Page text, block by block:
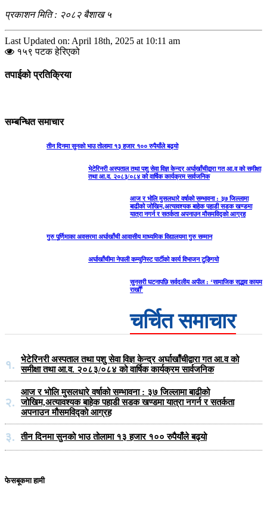
प्रकाशन मिति : २०८२ बैशाख ५
Last Updated on: April 18th, 2025 at 10:11 am
१५९ पटक हेरिएको
तपाईको प्रतिक्रिया
सम्बन्धित समाचार
तीन दिनमा सुनको भाउ तोलामा १३ हजार १०० रुपैयाँले बढ्यो
भेटेरिनरी अस्पताल तथा पशु सेवा विज्ञ केन्द्र अर्घाखाँचीद्वारा गत आ.व को समीक्षा
तथा आ.व. २०८३/०८४ को वार्षिक कार्यक्रम सार्वजनिक
आज र भोलि मुसलधारे वर्षाको सम्भावना : ३७ जिल्लामा
बाढीको जोखिम,अत्यावश्यक बाहेक पहाडी सडक खण्डमा
यात्रा नगर्न र सतर्कता अपनाउन मौसमविद्काे आग्रह
गुरु पूर्णिमाका अवसरमा अर्घाखाँची आवासीय माध्यमिक विद्यालयमा गुरु सम्मान
अर्घाखाँचीमा नेपाली कम्युनिस्ट पार्टीको कार्य विभाजन टुङ्गियो
सुनसरी घटनापछि सर्वदलीय अपील : ‘सामाजिक सद्भाव कायम
राखौँ’
चर्चित समाचार
१.
भेटेरिनरी अस्पताल तथा पशु सेवा विज्ञ केन्द्र अर्घाखाँचीद्वारा गत आ.व को
समीक्षा तथा आ.व. २०८३/०८४ को वार्षिक कार्यक्रम सार्वजनिक
२.
आज र भोलि मुसलधारे वर्षाको सम्भावना : ३७ जिल्लामा बाढीको
जोखिम,अत्यावश्यक बाहेक पहाडी सडक खण्डमा यात्रा नगर्न र सतर्कता
अपनाउन मौसमविद्काे आग्रह
३. तीन दिनमा सुनको भाउ तोलामा १३ हजार १०० रुपैयाँले बढ्यो
फेसबूकमा हामी